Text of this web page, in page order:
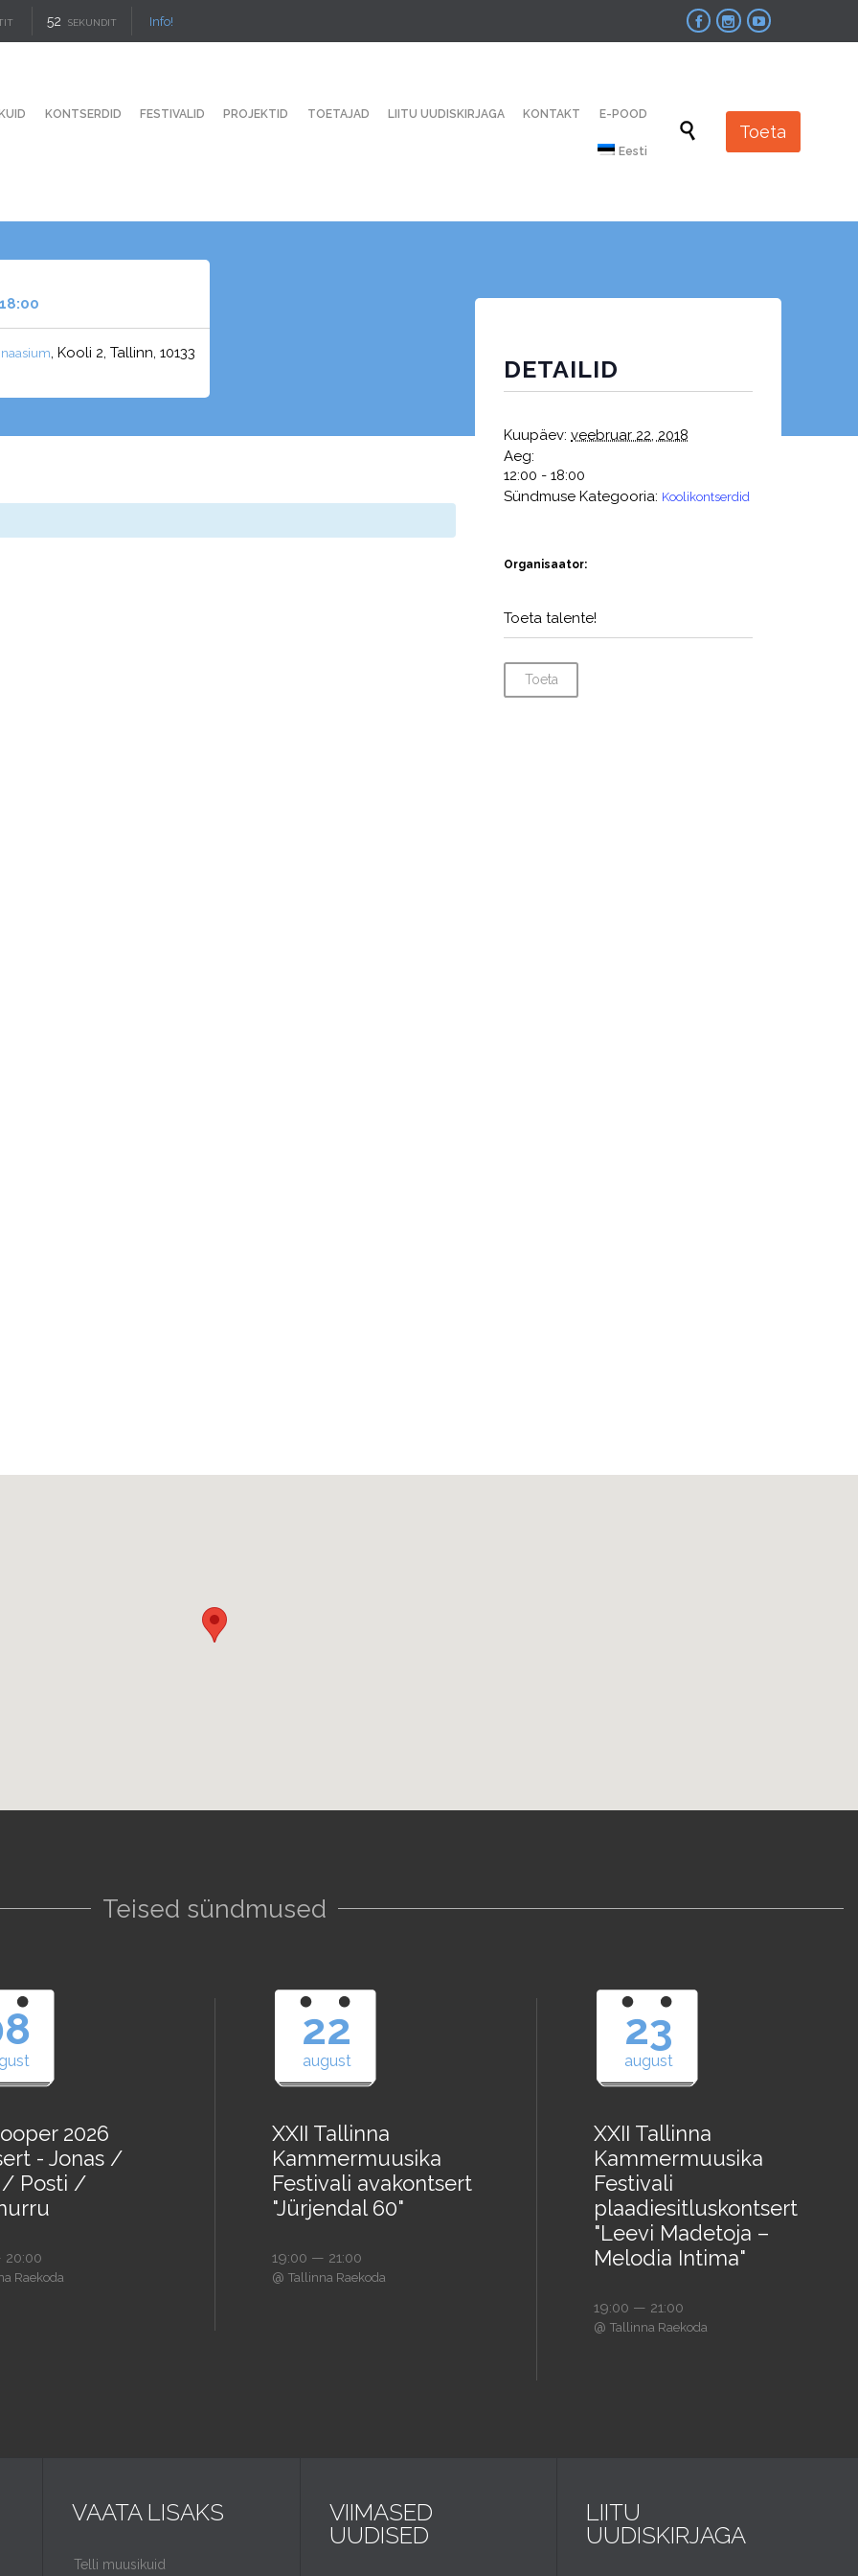
51 SEKUNDIT Info!   
content
KONTSERDID FESTIVALID PROJEKTID TOETAJAD LIITU UUDISKIRJAGA KONTAKT E-POOD
Eesti
 Toeta
, Kooli 2, Tallinn, 10133
DETAILID
Kuupäev: veebruar 22, 2018
Aeg:
12:00 - 18:00
Sündmuse Kategooria: Koolikontserdid
Organisaator:
Toeta talente!
Toeta
Teised sündmused
2026
- Jonas /
/ Posti /
20:00
Raekoda
22
august
XXII Tallinna
Kammermuusika
Festivali avakontsert
"Jürjendal 60"
19:00 — 21:00
@ Tallinna Raekoda
23
august
XXII Tallinna
Kammermuusika
Festivali
plaadiesitluskontsert
"Leevi Madetoja –
Melodia Intima"
19:00 — 21:00
@ Tallinna Raekoda
VAATA LISAKS
Telli muusikuid
VIIMASED
UUDISED
LIITU
UUDISKIRJAGA